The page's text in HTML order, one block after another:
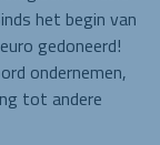
het begin van
gedoneerd!
ondernemen,
tot andere